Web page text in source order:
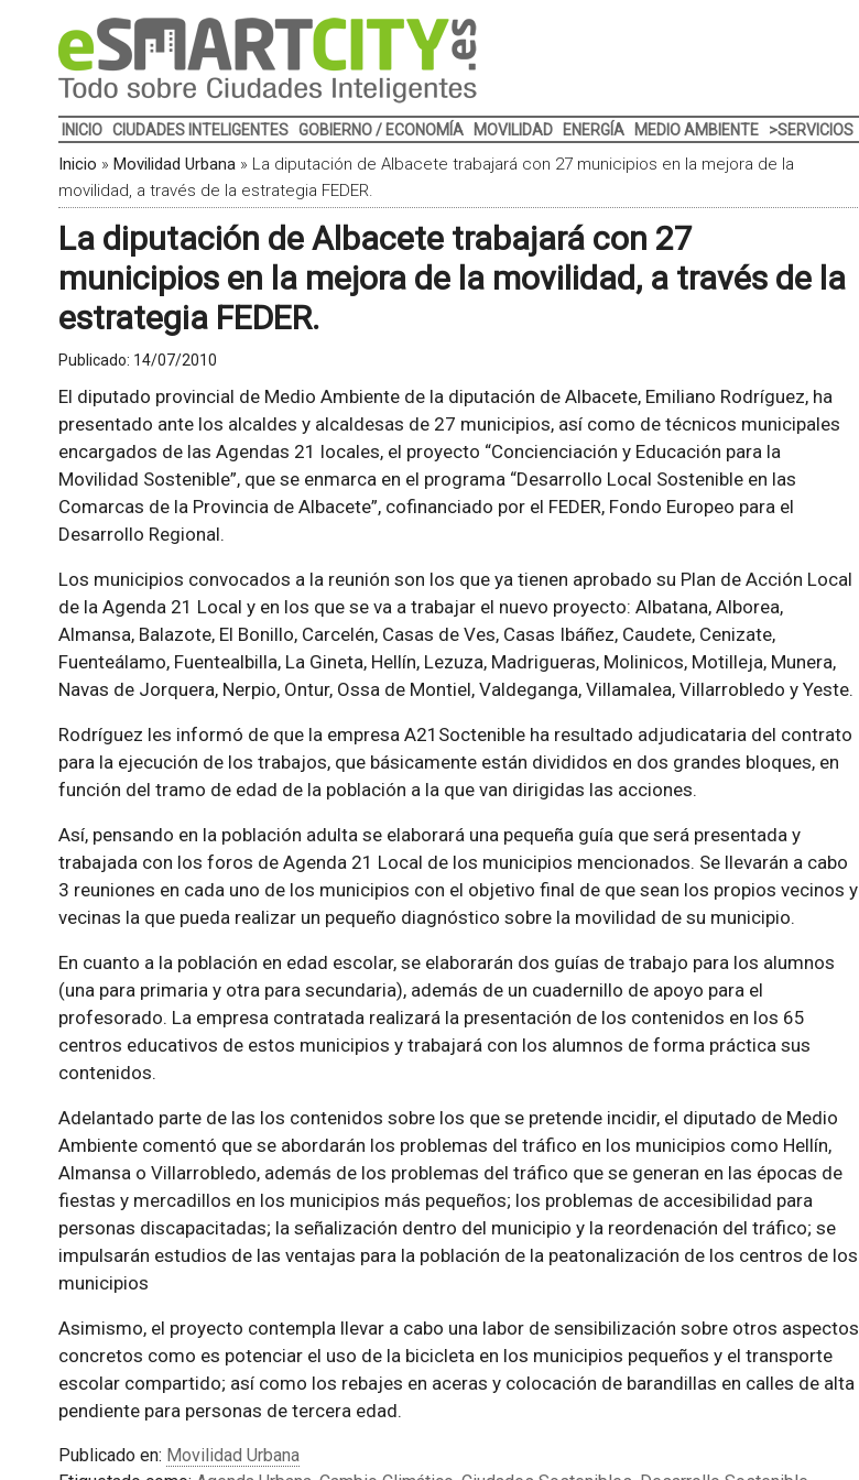
INICIO CIUDADES INTELIGENTES GOBIERNO / ECONOMÍA MOVILIDAD ENERGÍA MEDIO AMBIENTE >SERVICIOS
Inicio » Movilidad Urbana» La diputación de Albacete trabajará con 27 municipios en la mejora de la
movilidad, a través de la estrategia FEDER.
La diputación de Albacete trabajará con 27
municipios en la mejora de la movilidad, a través de la
estrategia FEDER.
Publicado: 14/07/2010
El diputado provincial de Medio Ambiente de la diputación de Albacete, Emiliano Rodríguez, ha
presentado ante los alcaldes y alcaldesas de 27 municipios, así como de técnicos municipales
encargados de las Agendas 21 locales, el proyecto “Concienciación y Educación para la
Movilidad Sostenible”, que se enmarca en el programa “Desarrollo Local Sostenible en las
Comarcas de la Provincia de Albacete”, cofinanciado por el FEDER, Fondo Europeo para el
Desarrollo Regional.
Los municipios convocados a la reunión son los que ya tienen aprobado su Plan de Acción Local
de la Agenda 21 Local y en los que se va a trabajar el nuevo proyecto: Albatana, Alborea,
Almansa, Balazote, El Bonillo, Carcelén, Casas de Ves, Casas Ibáñez, Caudete, Cenizate,
Fuenteálamo, Fuentealbilla, La Gineta, Hellín, Lezuza, Madrigueras, Molinicos, Motilleja, Munera,
Navas de Jorquera, Nerpio, Ontur, Ossa de Montiel, Valdeganga, Villamalea, Villarrobledo y Yeste.
Rodríguez les informó de que la empresa A21Soctenible ha resultado adjudicataria del contrato
para la ejecución de los trabajos, que básicamente están divididos en dos grandes bloques, en
función del tramo de edad de la población a la que van dirigidas las acciones.
Así, pensando en la población adulta se elaborará una pequeña guía que será presentada y
trabajada con los foros de Agenda 21 Local de los municipios mencionados. Se llevarán a cabo
3 reuniones en cada uno de los municipios con el objetivo final de que sean los propios vecinos y
vecinas la que pueda realizar un pequeño diagnóstico sobre la movilidad de su municipio.
En cuanto a la población en edad escolar, se elaborarán dos guías de trabajo para los alumnos
(una para primaria y otra para secundaria), además de un cuadernillo de apoyo para el
profesorado. La empresa contratada realizará la presentación de los contenidos en los 65
centros educativos de estos municipios y trabajará con los alumnos de forma práctica sus
contenidos.
Adelantado parte de las los contenidos sobre los que se pretende incidir, el diputado de Medio
Ambiente comentó que se abordarán los problemas del tráfico en los municipios como Hellín,
Almansa o Villarrobledo, además de los problemas del tráfico que se generan en las épocas de
fiestas y mercadillos en los municipios más pequeños; los problemas de accesibilidad para
personas discapacitadas; la señalización dentro del municipio y la reordenación del tráfico; se
impulsarán estudios de las ventajas para la población de la peatonalización de los centros de los
municipios
Asimismo, el proyecto contempla llevar a cabo una labor de sensibilización sobre otros aspectos
concretos como es potenciar el uso de la bicicleta en los municipios pequeños y el transporte
escolar compartido; así como los rebajes en aceras y colocación de barandillas en calles de alta
pendiente para personas de tercera edad.
Publicado en: Movilidad Urbana